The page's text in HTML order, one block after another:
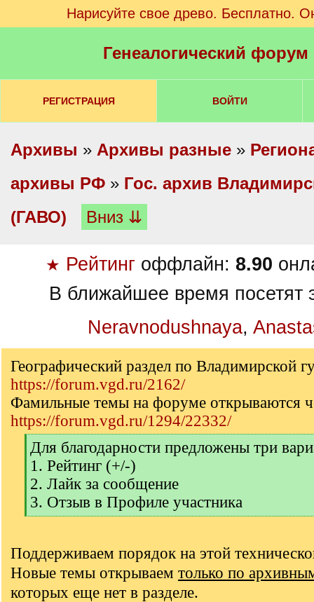
Нарисуйте свое древо. Бесплатно.
Генеалогический
РЕГИСТРАЦИЯ ВОЙТИ
Архивы » Архивы разные »
архивы РФ » Гос. архив
(ГАВО)
Вниз ⇊
★ Рейтинг оффлайн: 8.90
В ближайшее время посетят
Neravnodushnaya,
Географический раздел по Владимирской
https://forum.vgd.ru/2162/
Фамильные темы на форуме открываются
https://forum.vgd.ru/1294/22332/
[
q
]
Для благодарности предложены три
1. Рейтинг (+/-)
2. Лайк за сообщение
3. Отзыв в Профиле участника
[
]
Поддерживаем порядок на этой
Новые темы открываем только по
которых еще нет в разделе.